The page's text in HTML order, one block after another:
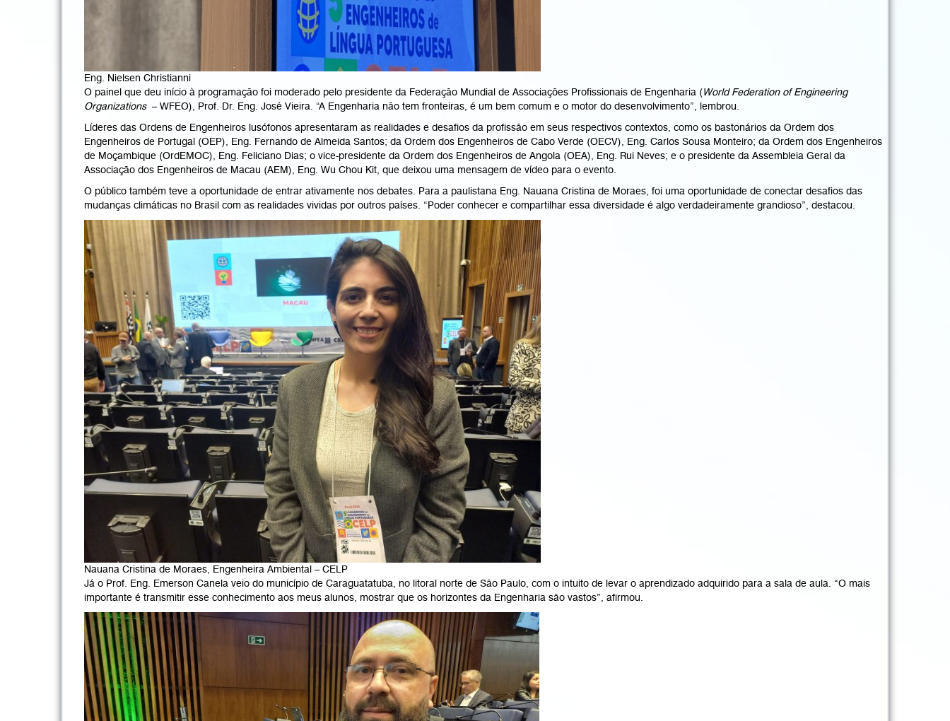
Eng. Nielsen Christianni
O painel que deu início à programação foi moderado pelo presidente da Federação Mundial de Associações Profissionais de Engenharia (World Federation of Engineering
Organizations– WFEO), Prof. Dr. Eng. José Vieira. “A Engenharia não tem fronteiras, é um bem comum e o motor do desenvolvimento”, lembrou.
Líderes das Ordens de Engenheiros lusófonos apresentaram as realidades e desafios da profissão em seus respectivos contextos, como os bastonários da Ordem dos
Engenheiros de Portugal (OEP), Eng. Fernando de Almeida Santos; da Ordem dos Engenheiros de Cabo Verde (OECV), Eng. Carlos Sousa Monteiro; da Ordem dos Engenheiros
de Moçambique (OrdEMOC), Eng. Feliciano Dias; o vice-presidente da Ordem dos Engenheiros de Angola (OEA), Eng. Rui Neves; e o presidente da Assembleia Geral da
Associação dos Engenheiros de Macau (AEM), Eng. Wu Chou Kit, que deixou uma mensagem de vídeo para o evento.
O público também teve a oportunidade de entrar ativamente nos debates. Para a paulistana Eng. Nauana Cristina de Moraes, foi uma oportunidade de conectar desafios das
mudanças climáticas no Brasil com as realidades vividas por outros países. “Poder conhecer e compartilhar essa diversidade é algo verdadeiramente grandioso”, destacou.
Nauana Cristina de Moraes, Engenheira Ambiental – CELP
Já o Prof. Eng. Emerson Canela veio do município de Caraguatatuba, no litoral norte de São Paulo, com o intuito de levar o aprendizado adquirido para a sala de aula. “O mais
importante é transmitir esse conhecimento aos meus alunos, mostrar que os horizontes da Engenharia são vastos”, afirmou.